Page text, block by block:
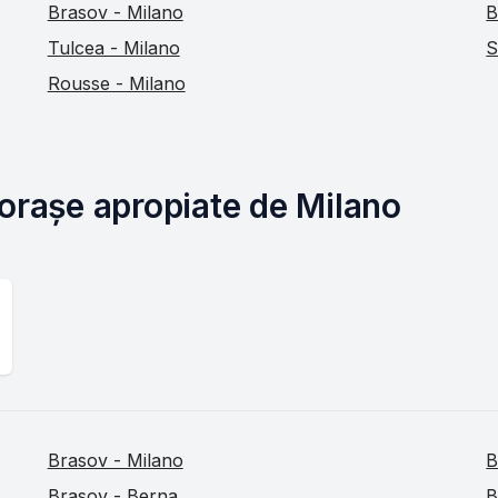
Brasov - Milano
Tulcea - Milano
Rousse - Milano
apropiate de Milano
Brasov - Milano